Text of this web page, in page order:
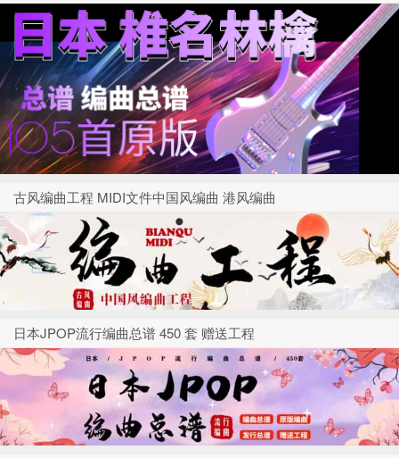
古风编曲工程 MIDI文件中国风编曲 港风编曲
日本JPOP流行编曲总谱 450 套 赠送工程